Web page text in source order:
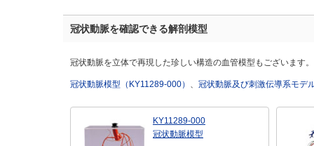
冠状動脈を確認できる解剖模型
冠状動脈を立体で再現した珍しい構造の血管模型もございます。
冠状動脈模型（ KY11289-000） 、 冠状動脈及び刺激伝導系モデ
KY11289-000
冠状動脈模型